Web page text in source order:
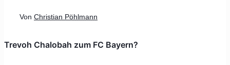
Von Christian Pöhlmann
Trevoh Chalobah zum FC Bayern?